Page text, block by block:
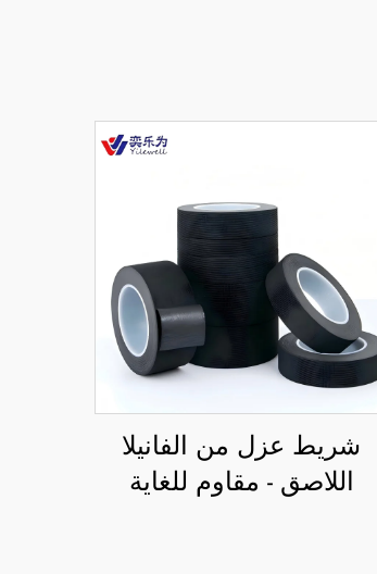
شريط عزل من الفانيلا
اللاصق - مقاوم للغاية